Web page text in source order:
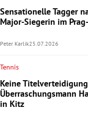
Sensationelle Tagger
Major-Siegerin im
Peter Karlik25.07.2026
Tennis
Keine
Überraschungsmann
in Kitz